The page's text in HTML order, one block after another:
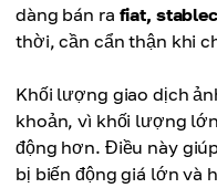
dàng bán ra fiat,
thời, cần cẩn thận khi
Khối lượng giao dịch
khoản, vì khối lượng
động hơn. Điều này
bị biến động giá lớn và